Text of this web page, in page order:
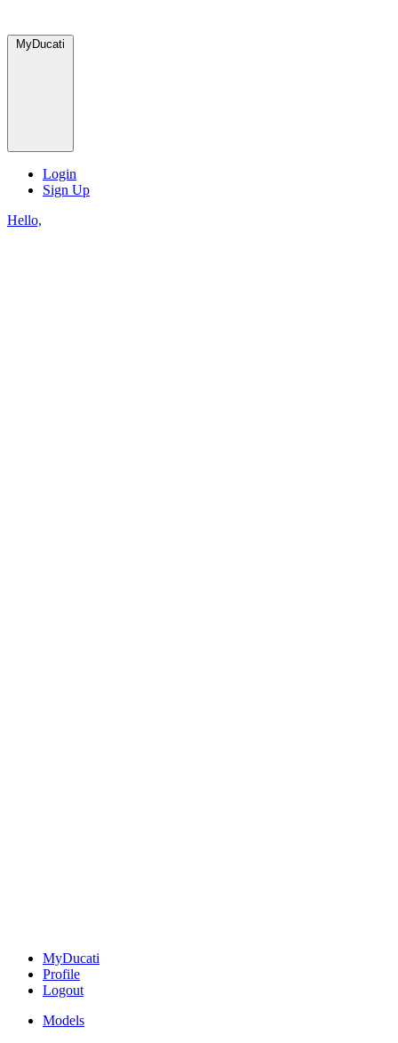
MyDucati
Login
Sign Up
Hello,
MyDucati
Profile
Logout
Models